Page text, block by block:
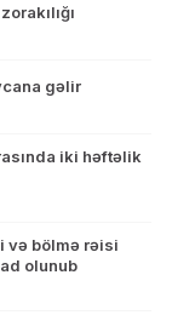
gəlir
iki həftəlik
və bölmə rəisi
olunub